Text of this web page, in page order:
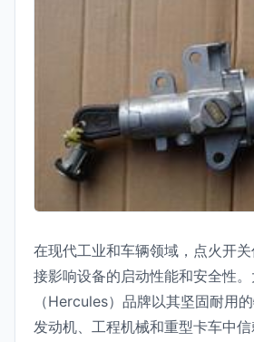
在现代工业和车辆领域，点火开
接影响设备的启动性能和安全性
（Hercules）品牌以其坚固耐用
发动机、工程机械和重型卡车中